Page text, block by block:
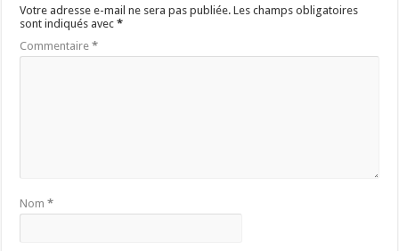
Votre adresse e-mail ne sera pas publiée. Les champs obligatoires
sont indiqués avec*
Commentaire*
Nom*